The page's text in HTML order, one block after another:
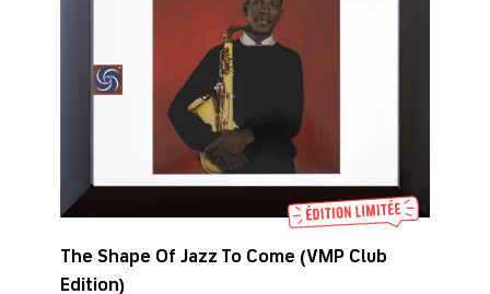
The Shape Of Jazz To Come (VMP Club
Edition)